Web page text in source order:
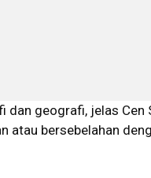
dan geografi, jelas Cen
atau bersebelahan